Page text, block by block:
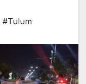
#Tulum